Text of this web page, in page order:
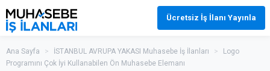
Ücretsiz İş İlanı Yayınla
Ana Sayfa > İSTANBUL AVRUPA YAKASI Muhasebe İş İlanları >
Logo
Programını Çok İyi Kullanabilen Ön Muhasebe Elemanı